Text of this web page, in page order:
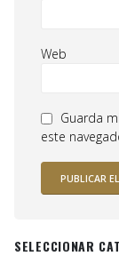
Web
Guarda
este
SELECCIONAR